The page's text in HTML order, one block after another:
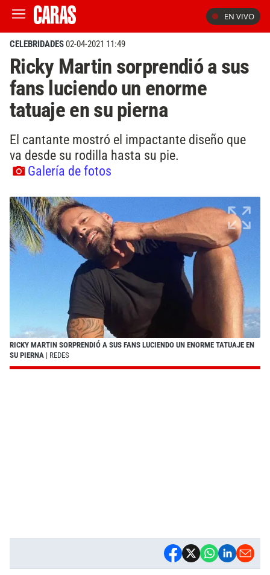
EN VIVO
CELEBRIDADES02-04-2021 11:49
Ricky Martin sorprendió a sus
fans luciendo un enorme
tatuaje en su pierna
El cantante mostró el impactante diseño que
va desde su rodilla hasta su pie.
Galería de fotos
RICKY MARTIN SORPRENDIÓ A SUS FANS LUCIENDO UN ENORME TATUAJE EN
SU PIERNA | REDES